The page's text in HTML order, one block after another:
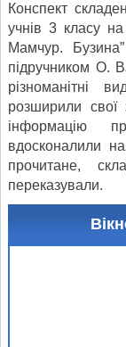
Конспект
учнів 3 класу
Мамчур.
підручником О.
різноманітні
розширили свої
інформацію
вдосконалили
прочитане,
переказували.